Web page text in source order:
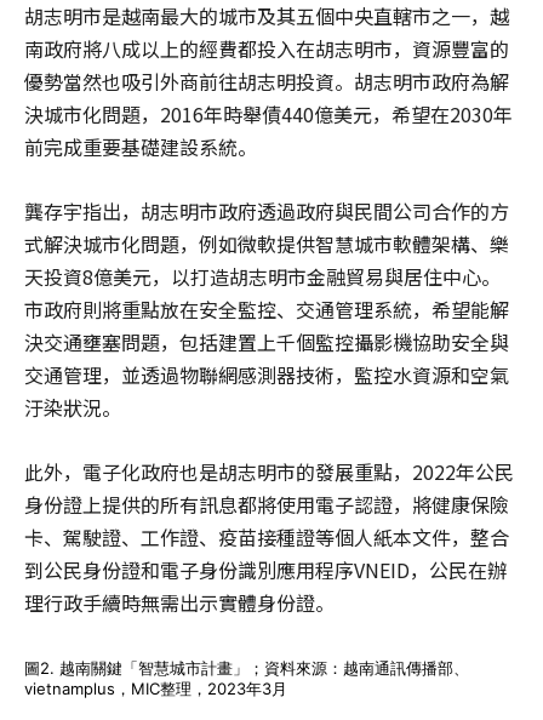
胡志明市是越南最大的城市及其五個中央直轄市之一，越
南政府將八成以上的經費都投入在胡志明市，資源豐富的
優勢當然也吸引外商前往胡志明投資。胡志明市政府為解
決城市化問題，2016年時舉債440億美元，希望在2030年
前完成重要基礎建設系統。
龔存宇指出，胡志明市政府透過政府與民間公司合作的方
式解決城市化問題，例如微軟提供智慧城市軟體架構、樂
天投資8億美元，以打造胡志明市金融貿易與居住中心。
市政府則將重點放在安全監控、交通管理系統，希望能解
決交通壅塞問題，包括建置上千個監控攝影機協助安全與
交通管理，並透過物聯網感測器技術，監控水資源和空氣
汙染狀況。
此外，電子化政府也是胡志明市的發展重點，2022年公民
身份證上提供的所有訊息都將使用電子認證，將健康保險
卡、駕駛證、工作證、疫苗接種證等個人紙本文件，整合
到公民身份證和電子身份識別應用程序VNEID，公民在辦
理行政手續時無需出示實體身份證。
圖2. 越南關鍵「智慧城市計畫」；資料來源：越南通訊傳播部、
vietnamplus，MIC整理，2023年3月